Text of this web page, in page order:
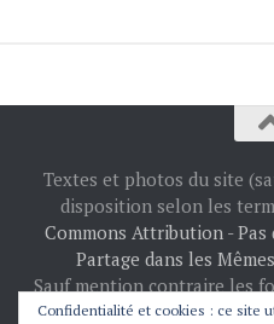
Textes et photos du site
disposition selon les
Commons Attribution -
Partage dans les
Sauf mention contraire les
projetOpenStreetMap
Confidentialité et cookies : ce site